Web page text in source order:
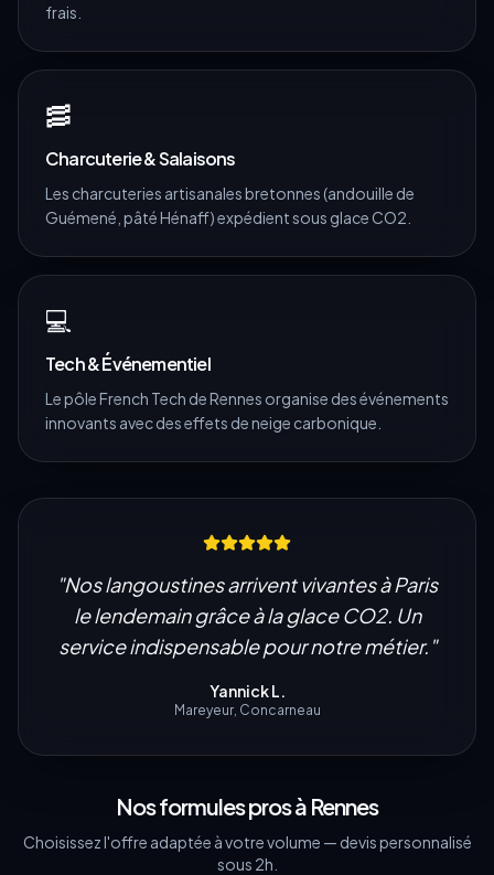
frais.
🥓
Charcuterie & Salaisons
Les charcuteries artisanales bretonnes (andouille de
Guémené, pâté Hénaff) expédient sous glace CO2.
💻
Tech & Événementiel
Le pôle French Tech de Rennes organise des événements
innovants avec des effets de neige carbonique.
"Nos langoustines arrivent vivantes à Paris
le lendemain grâce à la glace CO2. Un
service indispensable pour notre métier. "
Yannick L.
Mareyeur, Concarneau
Nos formules pros à Rennes
Choisissez l'offre adaptée à votre volume — devis personnalisé
sous 2h.